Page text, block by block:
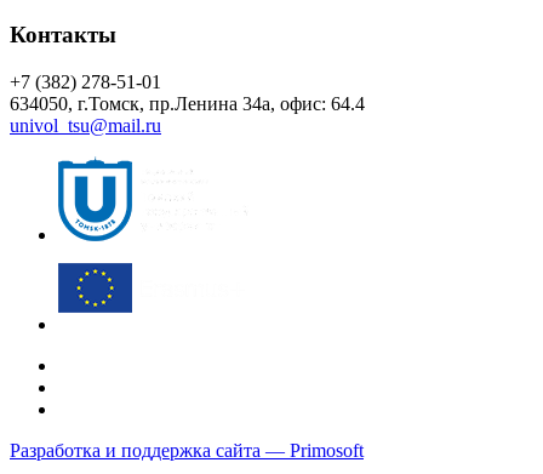
Контакты
+7 (382) 278-51-01
634050, г.Томск, пр.Ленина 34а, офис: 64.4
univol_tsu@mail.ru
Разработка и поддержка сайта — Primosoft